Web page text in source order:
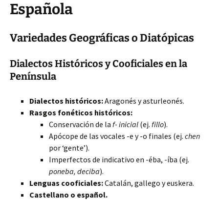
Española
Variedades Geográficas o Diatópicas
Dialectos Históricos y Cooficiales en la
Península
Dialectos históricos:Aragonés y asturleonés.
Rasgos fonéticos históricos:
Conservación de la f- inicial (ej. fillo).
Apócope de las vocales -e y -o finales (ej. chen
por ‘gente’).
Imperfectos de indicativo en -éba, -íba (ej.
poneba, deciba).
Lenguas cooficiales:Catalán, gallego y euskera.
Castellano o español.